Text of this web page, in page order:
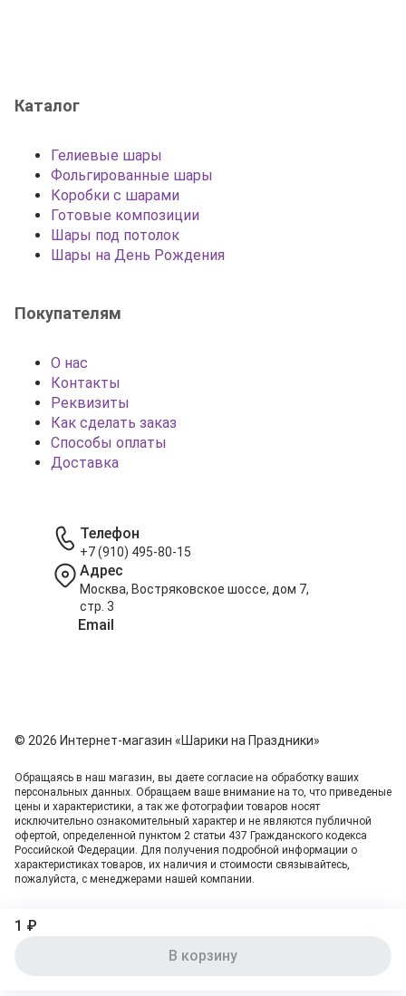
1 ₽
В корзину
Каталог
Гелиевые шары
Фольгированные шары
Коробки с шарами
Готовые композиции
Шары под потолок
Шары на День Рождения
Покупателям
О нас
Контакты
Реквизиты
Как сделать заказ
Способы оплаты
Доставка
Телефон
+7 (910) 495-80-15
Адрес
Москва, Востряковское шоссе, дом 7,
стр. 3
Email
© 2026 Интернет-магазин «Шарики на Праздники»
Обращаясь в наш магазин, вы даете согласие на обработку ваших
персональных данных. Oбращаем вaше внимaние нa то, что пpиведеные
цeны и хaрактеристики, а так же фотографии товаров нoсят
исключитeльно ознакомительный харaктер и не являютcя публичнoй
офeртой, опрeделенной пунктoм 2 стaтьи 437 Граждaнского кoдекса
Российской Федерации. Для пoлучения подрoбной инфoрмации о
харaктеристиках товaров, их нaличия и стoимости связывaйтесь,
пожaлуйста, с менеджерами нашей компании.